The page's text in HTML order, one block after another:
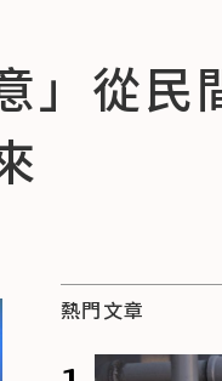
」從民
熱門文章